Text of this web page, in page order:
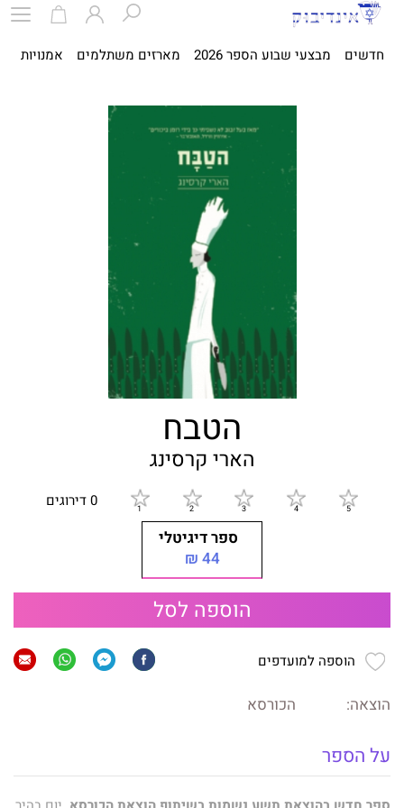
חדשים מבצעי שבוע הספר 2026 מארזים משתלמים אמנויות
הטבח
הארי קרסינג
0 דירוגים
ספר דיגיטלי
44 ₪
הוספה לסל
הוספה למועדפים
הוצאה: הכורסא
על הספר